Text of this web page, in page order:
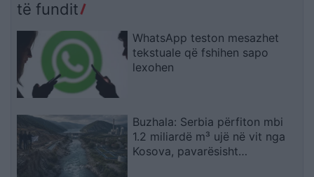
e sezonit
të fundit
WhatsApp teston mesazhet
tekstuale që fshihen sapo
lexohen
Buzhala: Serbia përfiton mbi
1.2 miliardë m³ ujë në vit nga
Kosova, pavarësisht